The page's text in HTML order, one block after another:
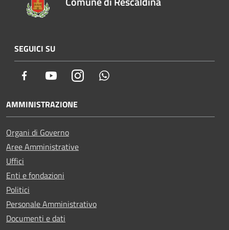
SEGUICI SU
Facebook YoutubeInstagram
AMMINISTRAZIONE
Organi di Governo
Aree Amministrative
Uffici
Enti e fondazioni
Politici
Personale Amministrativo
Documenti e dati